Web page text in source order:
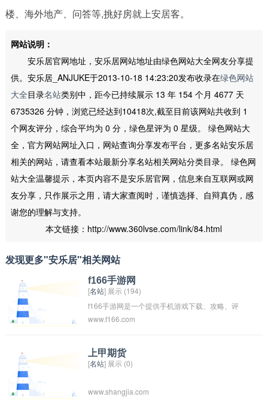
楼、海外地产、问答等,挑好房就上安居客。
网站说明：
安乐居官网地址，安乐居网站地址由绿色网站大全网友分享提
供。安乐居_ANJUKE于2013-10-18 14:23:20发布收录在绿色网站
大全目录名站类别中，距今已持续展示 13 年 154 个月 4677 天
6735326 分钟，浏览已经达到10418次,截至目前该网站共收到 1
个网友评分，综合平均为 0 分，绿色星评为 0 星级。 绿色网站大
全，官方网站网址入口，网站查询分享发布平台，更多名站安乐居
相关的网站，请查看本站最新分享名站相关网站分类目录。 绿色网
站大全温馨提示，本页内容不是安乐居官网，信息来自互联网或网
友分享，只作展示之用，请大家查阅时，谨慎选择、自辩真伪，感
谢您的理解与支持。
本文链接：http://www.360lvse.com/link/84.html
发现更多"安乐居"相关网站
f166手游网
[名站] 展示 (194)
f166手游网是一个提供手机游戏下载、攻略、评
测等服务的网站平台。用户可以在该网站上免费
息。网站致力于为玩家提供丰富的游戏资源和贴
心的服务，让玩家能够更好地享受手机游戏的乐
www.f166.com
上甲期货
[名站] 展示 (0)
www.shangjia.com